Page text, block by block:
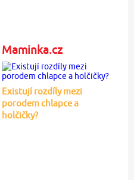
Maminka.cz
Existují rozdíly mezi
porodem chlapce a
holčičky?